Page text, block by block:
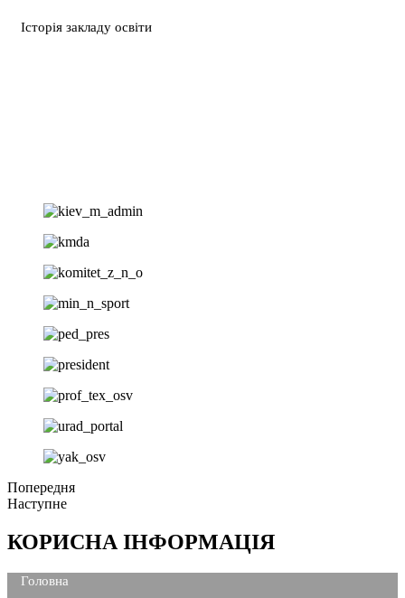
Історія закладу освіти
Попередня
Наступне
КОРИСНА ІНФОРМАЦІЯ
Головна